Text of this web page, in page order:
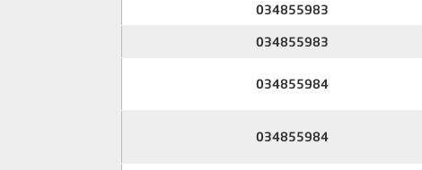
034855983
034855983
034855984
034855984